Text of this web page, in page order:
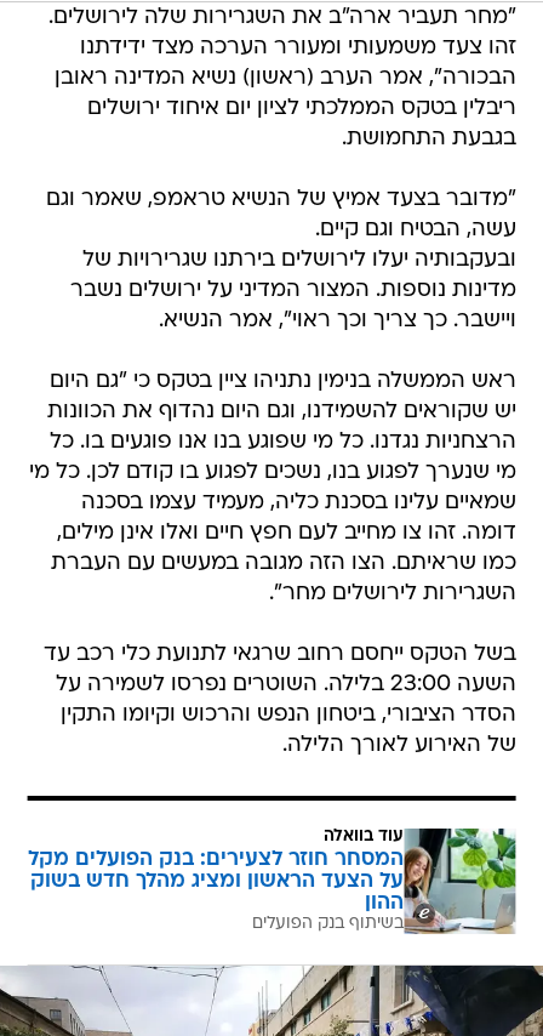
"מחר תעביר ארה"ב את השגרירות שלה לירושלים.
זהו צעד משמעותי ומעורר הערכה מצד ידידתנו
הבכורה", אמר הערב (ראשון) נשיא המדינה ראובן
ריבלין בטקס הממלכתי לציון יום איחוד ירושלים
בגבעת התחמושת.
"מדובר בצעד אמיץ של הנשיא טראמפ, שאמר וגם
עשה, הבטיח וגם קיים.
ובעקבותיה יעלו לירושלים בירתנו שגרירויות של
מדינות נוספות. המצור המדיני על ירושלים נשבר
ויישבר. כך צריך וכך ראוי", אמר הנשיא.
ראש הממשלה בנימין נתניהו ציין בטקס כי "גם היום
יש שקוראים להשמידנו, וגם היום נהדוף את הכוונות
הרצחניות נגדנו. כל מי שפוגע בנו אנו פוגעים בו. כל
מי שנערך לפגוע בנו, נשכים לפגוע בו קודם לכן. כל מי
שמאיים עלינו בסכנת כליה, מעמיד עצמו בסכנה
דומה. זהו צו מחייב לעם חפץ חיים ואלו אינן מילים,
כמו שראיתם. הצו הזה מגובה במעשים עם העברת
השגרירות לירושלים מחר".
בשל הטקס ייחסם רחוב שרגאי לתנועת כלי רכב עד
השעה 23:00 בלילה. השוטרים נפרסו לשמירה על
הסדר הציבורי, ביטחון הנפש והרכוש וקיומו התקין
של האירוע לאורך הלילה.
עוד בוואלה
המסחר חוזר לצעירים: בנק הפועלים מקל
על הצעד הראשון ומציג מהלך חדש בשוק
ההון
בשיתוף בנק הפועלים